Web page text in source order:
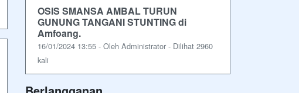
OSIS SMANSA AMBAL TURUN
GUNUNG TANGANI STUNTING di
Amfoang.
16/01/2024 13:55 - Oleh Administrator - Dilihat 2960
kali